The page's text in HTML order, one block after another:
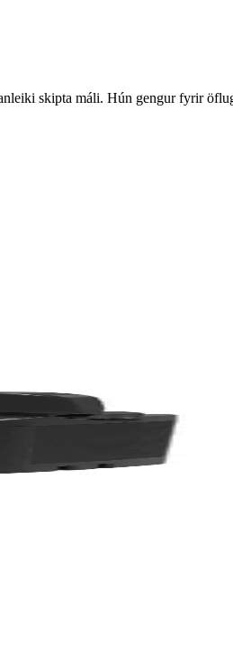
skipta máli. Hún gengur fyrir